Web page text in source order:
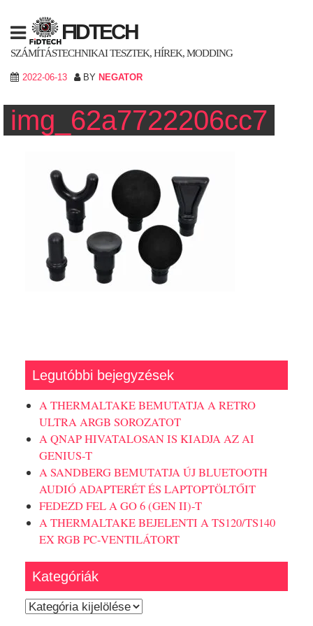
content
FIDTECH
SZÁMÍTÁSTECHNIKAI TESZTEK, HÍREK, MODDING
2022-06-13 BY NEGATOR
img_62a7722206cc7
Legutóbbi bejegyzések
A THERMALTAKE BEMUTATJA A RETRO
ULTRA ARGB SOROZATOT
A QNAP HIVATALOSAN IS KIADJA AZ AI
GENIUS-T
A SANDBERG BEMUTATJA ÚJ BLUETOOTH
AUDIÓ ADAPTERÉT ÉS LAPTOPTÖLTŐIT
FEDEZD FEL A GO 6 (GEN II)-T
A THERMALTAKE BEJELENTI A TS120/TS140
EX RGB PC-VENTILÁTORT
Kategóriák
Kategóriák